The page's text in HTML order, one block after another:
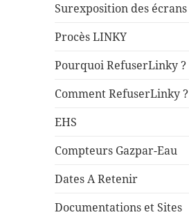
Surexposition des écrans
Procès LINKY
Pourquoi RefuserLinky ?
Comment RefuserLinky ?
EHS
Compteurs Gazpar-Eau
Dates A Retenir
Documentations et Sites